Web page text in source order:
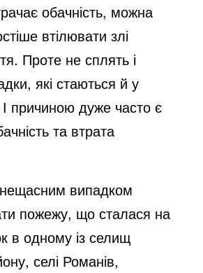
обачність, можна
втілювати злі
Проте не сплять і
які стаються й у
І причиною дуже часто є
та втрата
випадком
пожежу, що сталася на
в одному із селищ
селі Романів,